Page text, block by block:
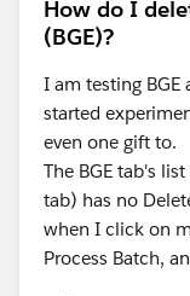
How do I
(BGE)?
I am testing
started
even one gift to.
The BGE tab's
tab) has no
when I click on
Process Batch,